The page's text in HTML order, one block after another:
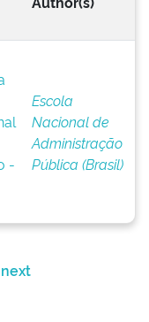
-
Escola
Nacional de
Administração
Pública (Brasil)
next